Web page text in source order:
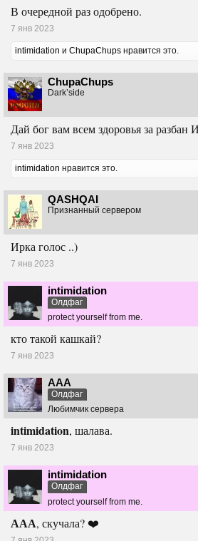
В очередной раз одобрено.
7 янв 2023
intimidation и ChupaChups нравится это.
ChupaChups
Dark’side
Дай бог вам всем здоровья за
7 янв 2023
intimidation нравится это.
QASHQAI
Признанный сервером
Ирка голос ..)
7 янв 2023
intimidation
Олдфаг
protect yourself from me.
кто такой кашкай?
7 янв 2023
ААА
Олдфаг
Любимчик сервера
intimidation, шалава.
7 янв 2023
intimidation
Олдфаг
protect yourself from me.
ААА, скучала? ❤️